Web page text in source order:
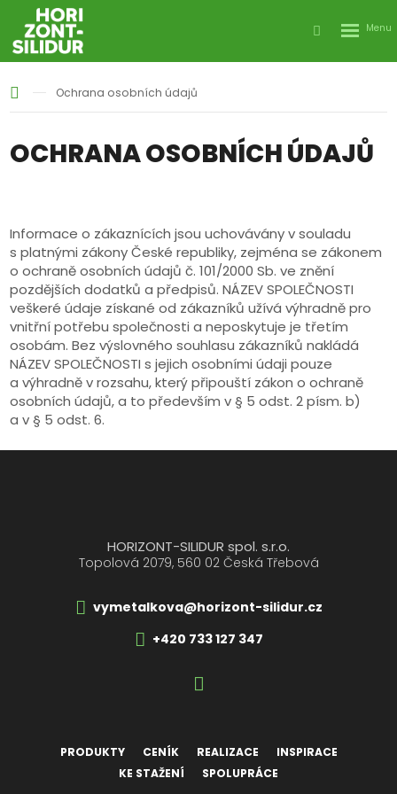
Ochrana osobních údajů
OCHRANA OSOBNÍCH ÚDAJŮ
Informace o zákaznících jsou uchovávány v souladu
s platnými zákony České republiky, zejména se zákonem
o ochraně osobních údajů č. 101/2000 Sb. ve znění
pozdějších dodatků a předpisů. NÁZEV SPOLEČNOSTI
veškeré údaje získané od zákazníků užívá výhradně pro
vnitřní potřebu společnosti a neposkytuje je třetím
osobám. Bez výslovného souhlasu zákazníků nakládá
NÁZEV SPOLEČNOSTI s jejich osobními údaji pouze
a výhradně v rozsahu, který připouští zákon o ochraně
osobních údajů, a to především v § 5 odst. 2 písm. b)
a v § 5 odst. 6.
HORIZONT-SILIDUR spol. s.r.o.
Topolová 2079, 560 02 Česká Třebová
vymetalkova@horizont-silidur.cz
+420 733 127 347
PRODUKTY CENÍK REALIZACE
INSPIRACE
KE STAŽENÍ
SPOLUPRÁCE